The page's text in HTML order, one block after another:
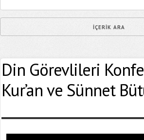
Din Görevlileri
Kur’an ve Sünnet
Epostanız (*)
Yaşadığınız Hatanın Ayrıntıları